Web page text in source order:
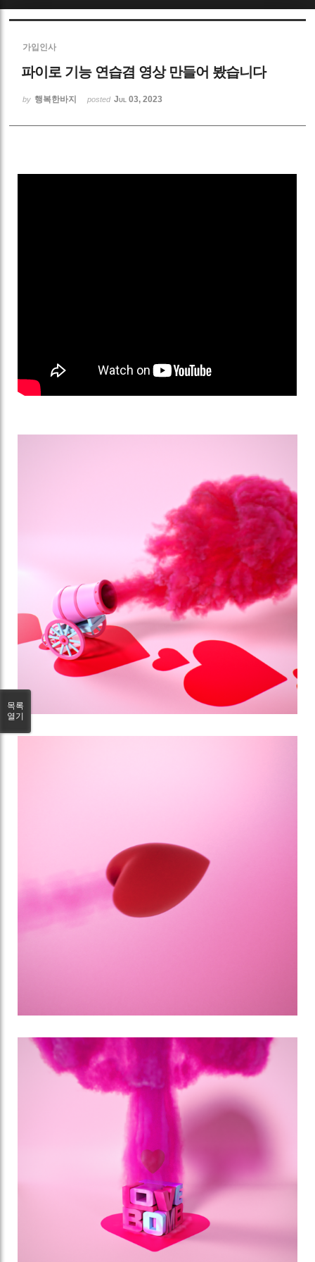
가입인사
파이로 기능 연습겸 영상 만들어 봤습니다
by 행복한바지 posted Jul 03, 2023
목록
열기
Sketchbook5, 스케치북5